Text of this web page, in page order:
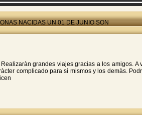
NACIDAS UN 01 DE JUNIO SON
grandes viajes gracias a los amigos. A
complicado para sì mismos y los demàs.